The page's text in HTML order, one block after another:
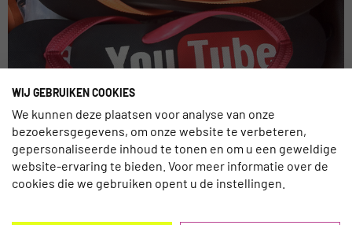
mobieler en gaan meer om met de lokale bevolking en lokale
gebruiken. Het gebruik van mobiel tijdens het
boekingsproces en tijdens het reizen zal blijven stijgen. De
volgende infographic van Wimdu bevestigt deze trend nog
WIJ GEBRUIKEN COOKIES
We kunnen deze plaatsen voor analyse van onze
bezoekersgegevens, om onze website te verbeteren,
gepersonaliseerde inhoud te tonen en om u een geweldige
website-ervaring te bieden. Voor meer informatie over de
cookies die we gebruiken opent u de instellingen.